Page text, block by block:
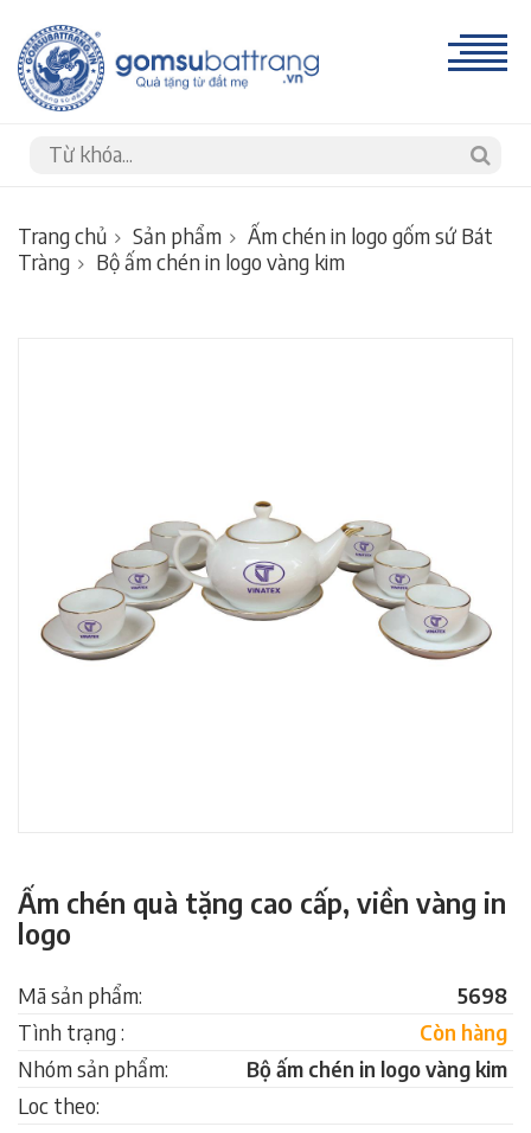
Trang chủ Sản phẩm
Ấm chén in logo gốm sứ Bát
Tràng
Bộ ấm chén in logo vàng kim
Ấm chén quà tặng cao cấp, viền vàng in
logo
Mã sản phẩm:
5698
Tình trạng :
Còn hàng
Nhóm sản phẩm:
Bộ ấm chén in logo vàng kim
Loc theo: